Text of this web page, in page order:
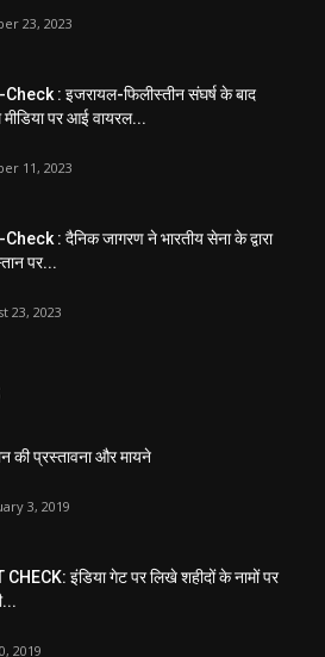
23, 2023
: इजरायल-फिलीस्तीन संघर्ष के बाद
पर आई वायरल...
11, 2023
: दैनिक जागरण ने भारतीय सेना के द्वारा
पर...
23, 2023
की प्रस्तावना और मायने
3, 2019
CHECK: इंडिया गेट पर लिखे शहीदों के नामों पर
2019